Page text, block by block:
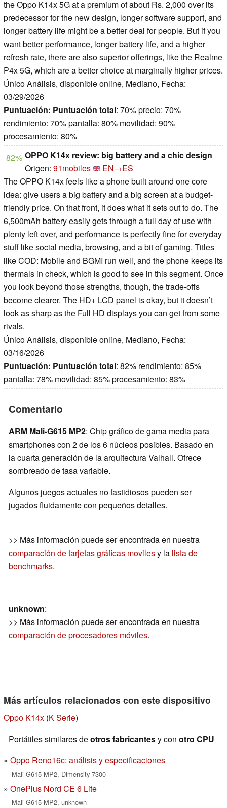
the Oppo K14x 5G at a premium of about Rs. 2,000 over its
predecessor for the new design, longer software support, and
longer battery life might be a better deal for people. But if you
want better performance, longer battery life, and a higher
refresh rate, there are also superior offerings, like the Realme
P4x 5G, which are a better choice at marginally higher prices.
Único Análisis, disponible online, Mediano, Fecha:
03/29/2026
Puntuación: Puntuación total: 70% precio: 70%
rendimiento: 70% pantalla: 80% movilidad: 90%
procesamiento: 80%
82% OPPO K14x review: big battery and a chic design
Origen: 91mobiles
EN→ES
The OPPO K14x feels like a phone built around one core
idea: give users a big battery and a big screen at a budget-
friendly price. On that front, it does what it sets out to do. The
6,500mAh battery easily gets through a full day of use with
plenty left over, and performance is perfectly fine for everyday
stuff like social media, browsing, and a bit of gaming. Titles
like COD: Mobile and BGMI run well, and the phone keeps its
thermals in check, which is good to see in this segment. Once
you look beyond those strengths, though, the trade-offs
become clearer. The HD+ LCD panel is okay, but it doesn’t
look as sharp as the Full HD displays you can get from some
rivals.
Único Análisis, disponible online, Mediano, Fecha:
03/16/2026
Puntuación: Puntuación total: 82% rendimiento: 85%
pantalla: 78% movilidad: 85% procesamiento: 83%
Comentario
ARM Mali-G615 MP2: Chip gráfico de gama media para
smartphones con 2 de los 6 núcleos posibles. Basado en
la cuarta generación de la arquitectura Valhall. Ofrece
sombreado de tasa variable.
Algunos juegos actuales no fastidiosos pueden ser
jugados fluidamente con pequeños detalles.
>> Más información puede ser encontrada en nuestra
comparación de tarjetas gráficas movilesy la lista de
benchmarks.
unknown:
>> Más información puede ser encontrada en nuestra
comparación de procesadores móviles.
Más artículos relacionados con este dispositivo
Oppo K14x (K Serie)
Portátiles similares deotros fabricantesy con otro CPU
Oppo Reno16c: análisis y especificaciones
Mali-G615 MP2, Dimensity 7300
OnePlus Nord CE 6 Lite
Mali-G615 MP2, unknown